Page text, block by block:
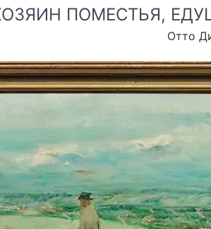
ПОМЕСТЬЯ,
Отто